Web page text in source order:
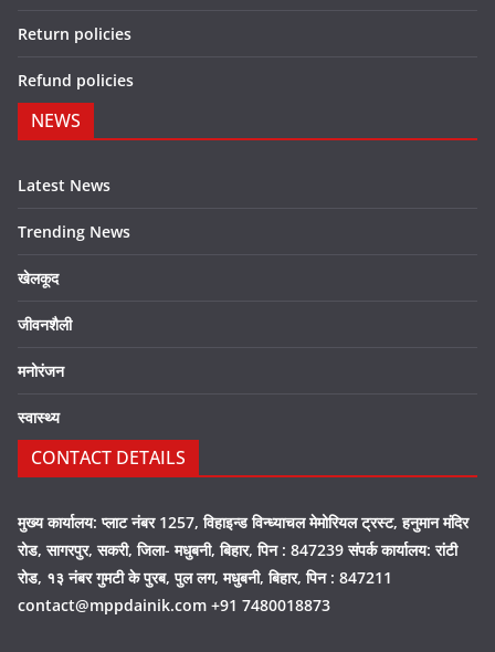
Return policies
Refund policies
NEWS
Latest News
Trending News
खेलकूद
जीवनशैली
मनोरंजन
स्वास्थ्य
CONTACT DETAILS
मुख्य कार्यालय: प्लाट नंबर 1257, विहाइन्ड विन्ध्याचल मेमोरियल ट्रस्ट, हनुमान मंदिर
रोड, सागरपुर, सकरी, जिला- मधुबनी, बिहार, पिन : 847239 संपर्क कार्यालय: रांटी
रोड, १३ नंबर गुमटी के पुरब, पुल लग, मधुबनी, बिहार, पिन : 847211
contact@mppdainik.com +91 7480018873